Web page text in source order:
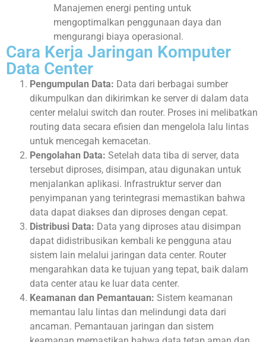
Manajemen energi penting untuk
mengoptimalkan penggunaan daya dan
mengurangi biaya operasional.
Cara Kerja Jaringan Komputer
Data Center
Pengumpulan Data: Data dari berbagai sumber
dikumpulkan dan dikirimkan ke server di dalam data
center melalui switch dan router. Proses ini melibatkan
routing data secara efisien dan mengelola lalu lintas
untuk mencegah kemacetan.
Pengolahan Data: Setelah data tiba di server, data
tersebut diproses, disimpan, atau digunakan untuk
menjalankan aplikasi. Infrastruktur server dan
penyimpanan yang terintegrasi memastikan bahwa
data dapat diakses dan diproses dengan cepat.
Distribusi Data: Data yang diproses atau disimpan
dapat didistribusikan kembali ke pengguna atau
sistem lain melalui jaringan data center. Router
mengarahkan data ke tujuan yang tepat, baik dalam
data center atau ke luar data center.
Keamanan dan Pemantauan: Sistem keamanan
memantau lalu lintas dan melindungi data dari
ancaman. Pemantauan jaringan dan sistem